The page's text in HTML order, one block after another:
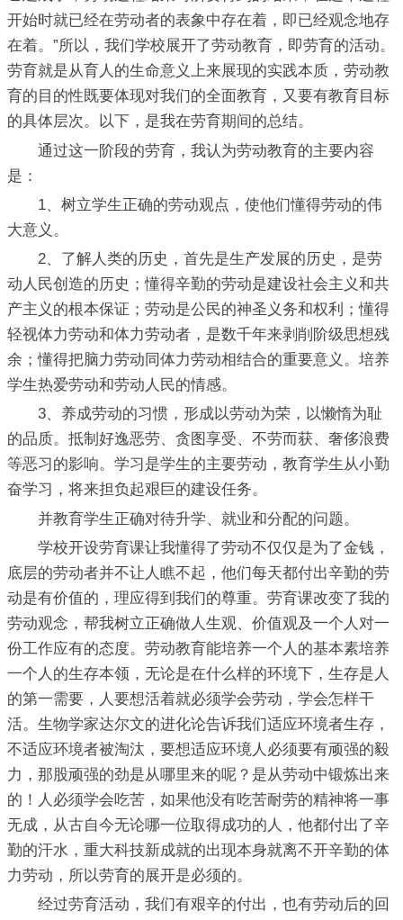
开始时就已经在劳动者的表象中存在着，即已经观念地存
在着。”所以，我们学校展开了劳动教育，即劳育的活动。
劳育就是从育人的生命意义上来展现的实践本质，劳动教
育的目的性既要体现对我们的全面教育，又要有教育目标
的具体层次。以下，是我在劳育期间的总结。
通过这一阶段的劳育，我认为劳动教育的主要内容
是：
1、树立学生正确的劳动观点，使他们懂得劳动的伟
大意义。
2、了解人类的历史，首先是生产发展的历史，是劳
动人民创造的历史；懂得辛勤的劳动是建设社会主义和共
产主义的根本保证；劳动是公民的神圣义务和权利；懂得
轻视体力劳动和体力劳动者，是数千年来剥削阶级思想残
余；懂得把脑力劳动同体力劳动相结合的重要意义。培养
学生热爱劳动和劳动人民的情感。
3、养成劳动的习惯，形成以劳动为荣，以懒惰为耻
的品质。抵制好逸恶劳、贪图享受、不劳而获、奢侈浪费
等恶习的影响。学习是学生的主要劳动，教育学生从小勤
奋学习，将来担负起艰巨的建设任务。
并教育学生正确对待升学、就业和分配的问题。
学校开设劳育课让我懂得了劳动不仅仅是为了金钱，
底层的劳动者并不让人瞧不起，他们每天都付出辛勤的劳
动是有价值的，理应得到我们的尊重。劳育课改变了我的
劳动观念，帮我树立正确做人生观、价值观及一个人对一
份工作应有的态度。劳动教育能培养一个人的基本素培养
一个人的生存本领，无论是在什么样的环境下，生存是人
的第一需要，人要想活着就必须学会劳动，学会怎样干
活。生物学家达尔文的进化论告诉我们适应环境者生存，
不适应环境者被淘汰，要想适应环境人必须要有顽强的毅
力，那股顽强的劲是从哪里来的呢？是从劳动中锻炼出来
的！人必须学会吃苦，如果他没有吃苦耐劳的精神将一事
无成，从古自今无论哪一位取得成功的人，他都付出了辛
勤的汗水，重大科技新成就的出现本身就离不开辛勤的体
力劳动，所以劳育的展开是必须的。
经过劳育活动，我们有艰辛的付出，也有劳动后的回